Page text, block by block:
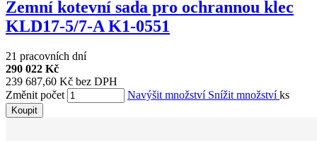
Zemní kotevní sada pro ochrannou klec
KLD17-5/7-A K1-0551
21 pracovních dní
290 022 Kč
239 687,60 Kč bez DPH
Změnit počet
Navýšit množství Snížit množstvíks
Koupit